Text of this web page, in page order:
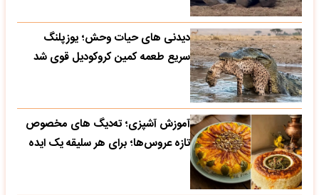
دیدنی های حیات وحش؛ یوزپلنگ
سریع طعمه کمین کروکودیل قوی شد
آموزش آشپزی؛ ته‌دیگ‌ های مخصوص
تازه‌ عروس‌ها؛ برای هر سلیقه یک ایده